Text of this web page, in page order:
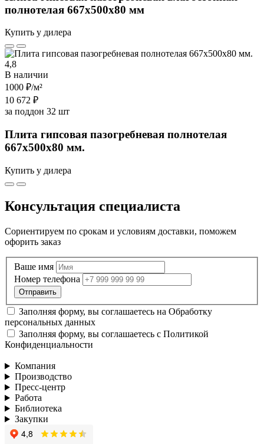
полнотелая 667х500х80 мм
Купить у дилера
4,8
В наличии
1000 ₽/м²
10 672 ₽
за поддон 32 шт
Плита гипсовая пазогребневая полнотелая
667х500х80 мм.
Купить у дилера
Консультация специалиста
Сориентируем по срокам и условиям доставки, поможем
офорить заказ
Ваше имя
Номер телефона
Заполняя форму, вы соглашаетесь на Обработку
персональных данных
Заполняя форму, вы соглашаетесь с Политикой
Конфиденциальности
Компания
Производство
Пресс-центр
Работа
Библиотека
Закупки